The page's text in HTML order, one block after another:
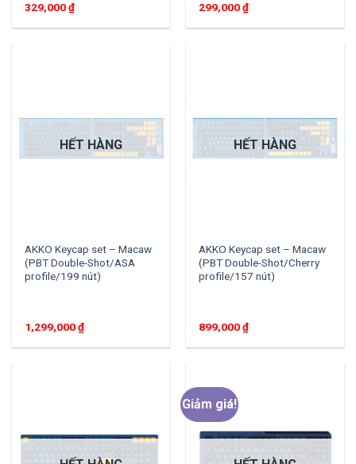
329,000₫ 299,000₫
HẾT HÀNG
AKKO Keycap set – Macaw
(PBT Double-Shot/ASA
profile/199 nút)
1,299,000₫
HẾT HÀNG
AKKO Keycap set – Macaw
(PBT Double-Shot/Cherry
profile/157 nút)
899,000₫
Giảm giá!